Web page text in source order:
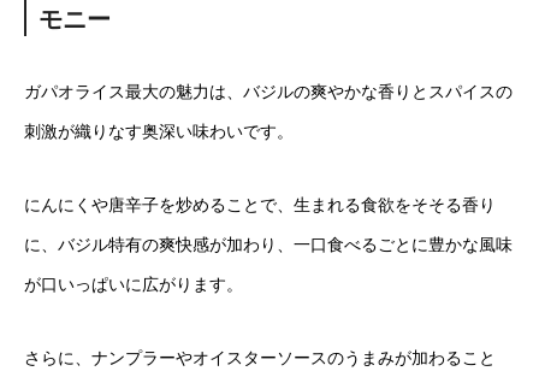
モニー
ガパオライス最大の魅力は、バジルの爽やかな香りとスパイスの
刺激が織りなす奥深い味わいです。
にんにくや唐辛子を炒めることで、生まれる食欲をそそる香り
に、バジル特有の爽快感が加わり、一口食べるごとに豊かな風味
が口いっぱいに広がります。
さらに、ナンプラーやオイスターソースのうまみが加わること